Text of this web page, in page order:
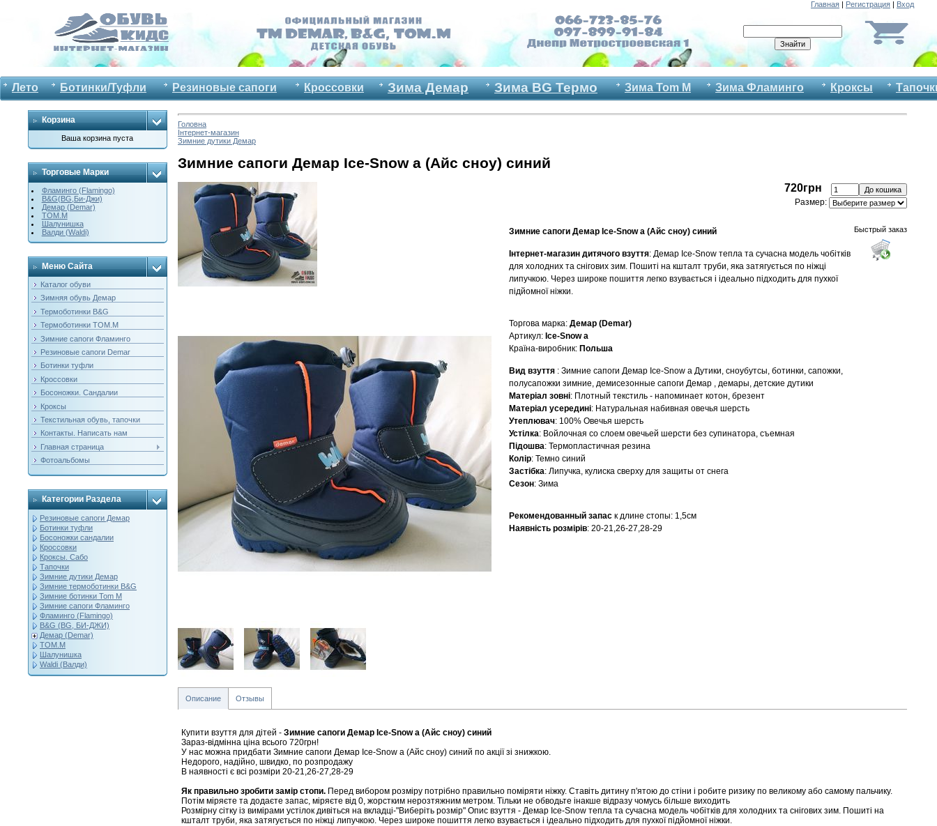
Главная | Регистрация | Вход
Лето Ботинки/Туфли Резиновые сапоги Кроссовки Зима Демар Зима BG Термо Зима Tom M Зима Фламинго Кроксы
Корзина
Ваша корзина пуста
Торговые Марки
Фламинго (Flamingo)
B&G(BG,Би-Джи)
Демар (Demar)
ТОМ.М
Шалунишка
Валди (Waldi)
Меню Сайта
Каталог обуви
Зимняя обувь Демар
Термоботинки B&G
Термоботинки ТОМ.М
Зимние сапоги Фламинго
Резиновые сапоги Demar
Ботинки туфли
Кроссовки
Босоножки. Сандалии
Кроксы
Текстильная обувь, тапочки
Контакты. Написать нам
Главная страница
Фотоальбомы
Категории Раздела
Резиновые сапоги Демар
Ботинки туфли
Босоножки сандалии
Кроссовки
Кроксы. Сабо
Тапочки
Зимние дутики Демар
Зимние термоботинки B&G
Зимние ботинки Tom M
Зимние сапоги Фламинго
Фламинго (Flamingo)
B&G (BG, БИ-ДЖИ)
Демар (Demar)
ТОМ.М
Шалунишка
Waldi (Валди)
Головна
Інтернет-магазин
Зимние дутики Демар
Зимние сапоги Демар Ice-Snow a (Айс сноу) синий
720грн
Размер:
Зимние сапоги Демар Ice-Snow a (Айс сноу) синий
Інтернет-магазин дитячого взуття: Демар Ice-Snow тепла та сучасна модель чобітків
для холодних та снігових зим. Пошиті на кшталт труби, яка затягується по ніжці
липучкою. Через широке пошиття легко взувається і ідеально підходить для пухкої
підйомної ніжки.
Торгова марка: Демар (Demar)
Артикул: Ice-Snow a
Країна-виробник: Польша
Вид взуття : Зимние сапоги Демар Ice-Snow a Дутики, сноубутсы, ботинки, сапожки,
полусапожки зимние, демисезонные сапоги Демар , демары, детские дутики
Матеріал зовні: Плотный текстиль - напоминает котон, брезент
Матеріал усередині: Натуральная набивная овечья шерсть
Утеплювач: 100% Овечья шерсть
Устілка: Войлочная со слоем овечьей шерсти без супинатора, съемная
Підошва: Термопластичная резина
Колір: Темно синий
Застібка: Липучка, кулиска сверху для защиты от снега
Сезон: Зима
Рекомендованный запаск длине стопы: 1,5см
Наявність розмірів: 20-21,26-27,28-29
Быстрый заказ
Описание Отзывы
Купити взуття для дітей - Зимние сапоги Демар Ice-Snow a (Айс сноу) синий
Зараз-відмінна ціна всього 720грн!
У нас можна придбати Зимние сапоги Демар Ice-Snow a (Айс сноу) синий по акції зі знижкою.
Недорого, надійно, швидко, по розпродажу
В наявності є всі розміри 20-21,26-27,28-29
Як правильно зробити замір стопи.Перед вибором розміру потрібно правильно поміряти ніжку. Ставіть дитину п'ятою до стіни і робите ризику по великому або самому пальчику.
Потім міряєте та додаєте запас, міряєте від 0, жорстким нерозтяжним метром. Тільки не обводьте інакше відразу чомусь більше виходить
Розмірну сітку із вимірами устілок дивіться на вкладці-"Виберіть розмір" Опис взуття - Демар Ice-Snow тепла та сучасна модель чобітків для холодних та снігових зим. Пошиті на
кшталт труби, яка затягується по ніжці липучкою. Через широке пошиття легко взувається і ідеально підходить для пухкої підйомної ніжки.